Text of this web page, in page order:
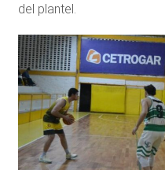
del plantel.